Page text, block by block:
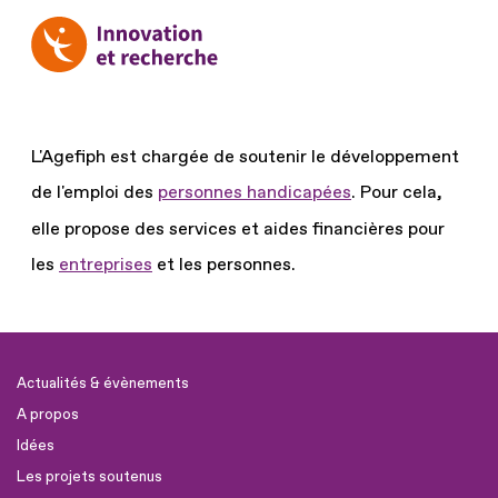
L'Agefiph est chargée de soutenir le développement
de l'emploi des personnes handicapées. Pour cela,
elle propose des services et aides financières pour
les entreprises et les personnes.
Actualités & évènements
A propos
Idées
Les projets soutenus